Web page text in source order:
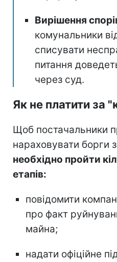
Вирішення
комунальники
списувати
питання
через суд.
Як не платити за
Щоб постачальники
нараховувати борги
необхідно пройти
етапів:
повідомити
про факт
майна;
надати офіційне